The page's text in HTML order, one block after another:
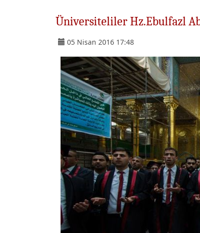
Üniversiteliler Hz.Ebulfazl
05 Nisan 2016 17:48